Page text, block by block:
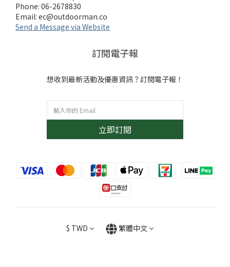
Phone: 06-2678830
Email: ec@outdoorman.co
Send a Message via Website
訂閱電子報
想收到最新活動及優惠資訊？訂閱電子報！
立即訂閱
$ TWD 繁體中文